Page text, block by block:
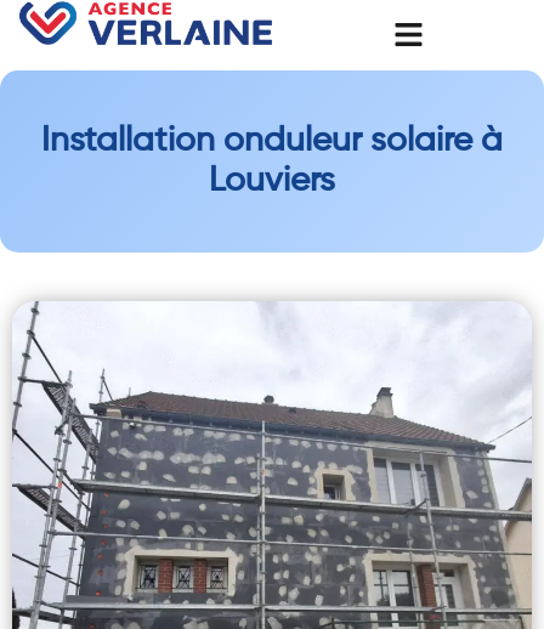
Installation onduleur solaire à
Louviers